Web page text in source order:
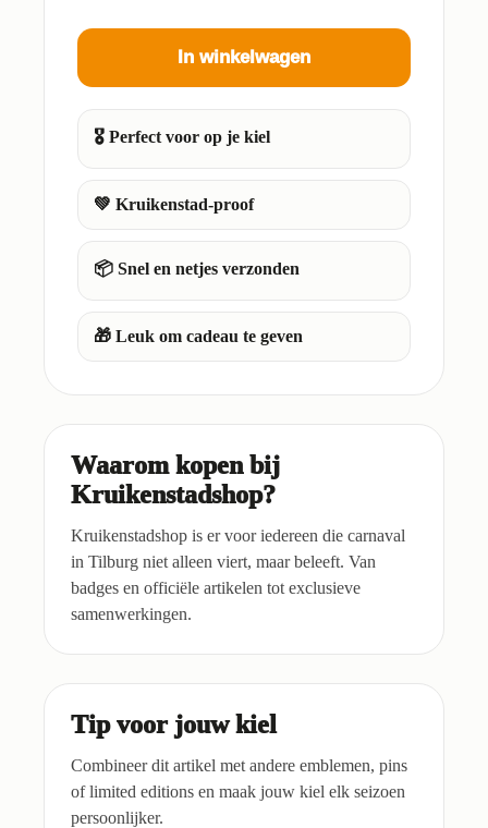
In winkelwagen
🎖️ Perfect voor op je kiel
💚 Kruikenstad-proof
📦 Snel en netjes verzonden
🎁 Leuk om cadeau te geven
Waarom kopen bij
Kruikenstadshop?
Kruikenstadshop is er voor iedereen die carnaval
in Tilburg niet alleen viert, maar beleeft. Van
badges en officiële artikelen tot exclusieve
samenwerkingen.
Tip voor jouw kiel
Combineer dit artikel met andere emblemen, pins
of limited editions en maak jouw kiel elk seizoen
persoonlijker.